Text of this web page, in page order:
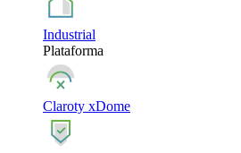
Industrial
Plataforma
Claroty xDome